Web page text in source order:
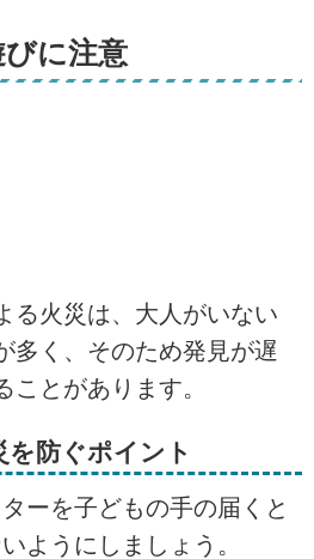
に注意
る火災は、大人がいない
多く、そのため発見が遅
ことがあります。
を防ぐポイント
ーを子どもの手の届くと
ようにしましょう。